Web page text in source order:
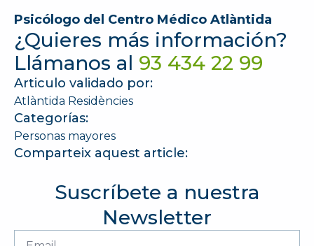
Psicólogo del Centro Médico Atlàntida
¿Quieres más información?
Llámanos al 93 434 22 99
Articulo validado por:
Atlàntida Residències
Categorías:
Personas mayores
Comparteix aquest article:
Suscríbete a nuestra
Newsletter
Email